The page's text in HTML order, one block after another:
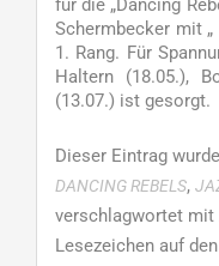
für die „Dancing
Schermbecker mit
1. Rang. Für
Haltern (18.05.),
(13.07.) ist gesorgt.
Dieser Eintrag
DANCING REBELS,
verschlagwortet mit
Lesezeichen auf den